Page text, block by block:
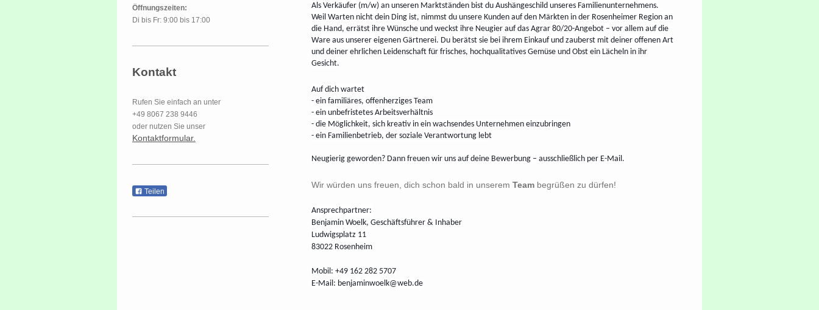
Als Verkäufer (m/w) an unseren Marktständen bist du Aushängeschild unseres Familienunternehmens.
Weil Warten nicht dein Ding ist, nimmst du unsere Kunden auf den Märkten in der Rosenheimer Region an
die Hand, errätst ihre Wünsche und weckst ihre Neugier auf das Agrar 80/20-Angebot – vor allem auf die
Ware aus unserer eigenen Gärtnerei. Du berätst sie bei ihrem Einkauf und zauberst mit deiner offenen Art
und deiner ehrlichen Leidenschaft für frisches, hochqualitatives Gemüse und Obst ein Lächeln in ihr
Gesicht.
Auf dich wartet
- ein familiäres, offenherziges Team
- ein unbefristetes Arbeitsverhältnis
- die Möglichkeit, sich kreativ in ein wachsendes Unternehmen einzubringen
- ein Familienbetrieb, der soziale Verantwortung lebt
Neugierig geworden? Dann freuen wir uns auf deine Bewerbung – ausschließlich per E-Mail.
Wir würden uns freuen, dich schon bald in unserem Teambegrüßen zu dürfen!
Ansprechpartner:
Benjamin Woelk, Geschäftsführer & Inhaber
Ludwigsplatz 11
83022 Rosenheim
Mobil: +49 162 282 5707
E-Mail: benjaminwoelk@web.de
Öffnungszeiten:
Di bis Fr: 9:00 bis 17:00
Kontakt
Rufen Sie einfach an unter
+49 8067 238 9446
oder nutzen Sie unser
Kontaktformular.
Teilen